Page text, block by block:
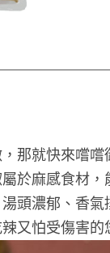
那就快來嚐嚐
於麻感食材
頭濃郁、香
又怕受傷害的